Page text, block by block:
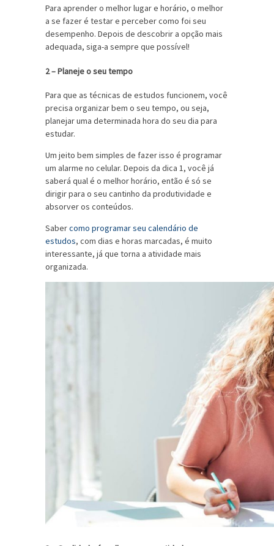
Para aprender o melhor lugar e horário, o melhor
a se fazer é testar e perceber como foi seu
desempenho. Depois de descobrir a opção mais
adequada, siga-a sempre que possível!
2 – Planeje o seu tempo
Para que as técnicas de estudos funcionem, você
precisa organizar bem o seu tempo, ou seja,
planejar uma determinada hora do seu dia para
estudar.
Um jeito bem simples de fazer isso é programar
um alarme no celular. Depois da dica 1, você já
saberá qual é o melhor horário, então é só se
dirigir para o seu cantinho da produtividade e
absorver os conteúdos.
Sabercomo programar seu calendário de
estudos, com dias e horas marcadas, é muito
interessante, já que torna a atividade mais
organizada.